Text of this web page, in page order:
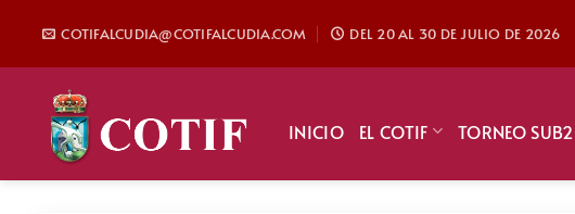
contenido
COTIFALCUDIA@COTIFALCUDIA.COM DEL 20 AL 30 DE JULIO DE 2026
INICIO EL COTIF TORNEO